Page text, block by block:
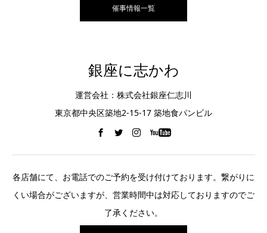
催事情報一覧
銀座に志かわ
運営会社：株式会社銀座仁志川
東京都中央区築地2-15-17 築地食パンビル
各店舗にて、お電話でのご予約を受け付けております。繋がりに
くい場合がございますが、営業時間中は対応しておりますのでご
了承ください。